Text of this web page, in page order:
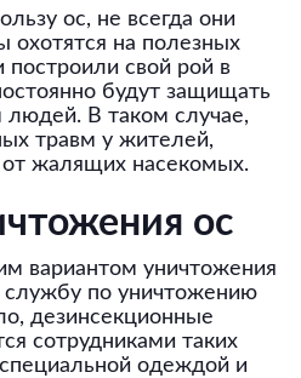
ос, не всегда они
охотятся на полезных
свой рой в
будут защищать
В таком случае,
травм у жителей,
от жалящих насекомых.
ос
вариантом уничтожения
по уничтожению
дезинсекционные
сотрудниками таких
одеждой и